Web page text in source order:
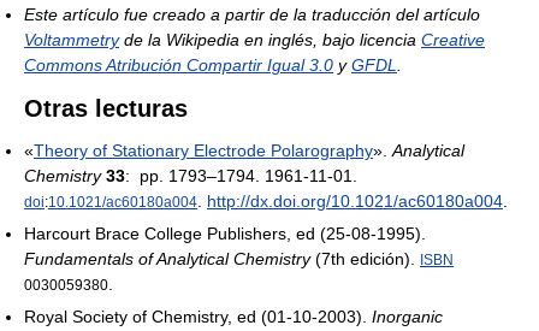
Este artículo fue creado a partir de la traducción del artículo
Voltammetryde la Wikipedia en inglés, bajo licencia Creative
Commons Atribución Compartir Igual 3.0 yGFDL
Otras lecturas
«Theory of Stationary Electrode Polarography». Analytical
Chemistry 33: pp. 1793–1794. 1961-11-01.
doi:10.1021/ac60180a004 http://dx.doi.org/10.1021/ac60180a004
Harcourt Brace College Publishers, ed (25-08-1995).
Fundamentals of Analytical Chemistry(7th edición).
ISBN
0030059380
Royal Society of Chemistry, ed (01-10-2003). Inorganic